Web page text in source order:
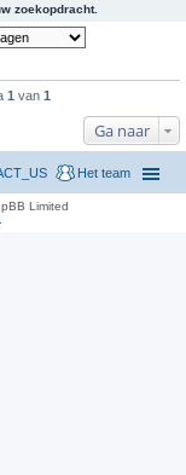
zoekopdracht.
1 van 1
Ga naar
Het team
Limited